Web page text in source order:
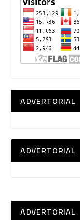
ADVERTORIAL
ADVERTORIAL
ADVERTORIAL